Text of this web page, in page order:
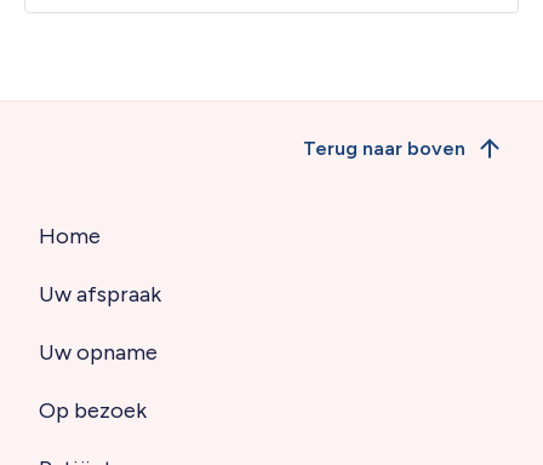
(footer)
Home
Uw afspraak
Uw opname
Op bezoek
Terug naar boven